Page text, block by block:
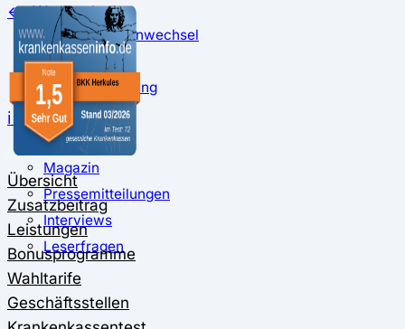
↔ Wechsel
Krankenkassenwechsel
Kündigung
Musterkündigung
ℹ Ratgeber
Nachrichten
Magazin
Pressemitteilungen
Interviews
Leserfragen
Übersicht
Zusatzbeitrag
Leistungen
Bonusprogramme
Wahltarife
Geschäftsstellen